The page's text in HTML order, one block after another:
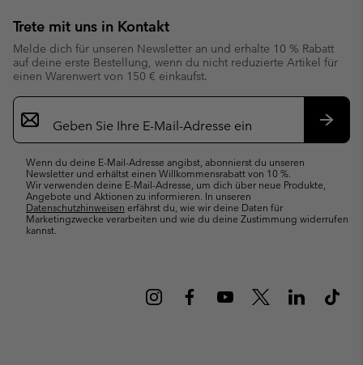
Trete mit uns in Kontakt
Melde dich für unseren Newsletter an und erhalte 10 % Rabatt
auf deine erste Bestellung, wenn du nicht reduzierte Artikel für
einen Warenwert von 150 € einkaufst.
Newsletter-
Anmeldung
Wenn du deine E-Mail-Adresse angibst, abonnierst du unseren
Newsletter und erhältst einen Willkommensrabatt von 10 %.
Wir verwenden deine E-Mail-Adresse, um dich über neue Produkte,
Angebote und Aktionen zu informieren. In unseren
Datenschutzhinweisen erfährst du, wie wir deine Daten für
Marketingzwecke verarbeiten und wie du deine Zustimmung widerrufen
kannst.